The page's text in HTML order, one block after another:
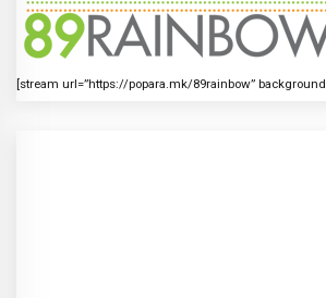
[stream url=”https://popara.mk/89rainbow”